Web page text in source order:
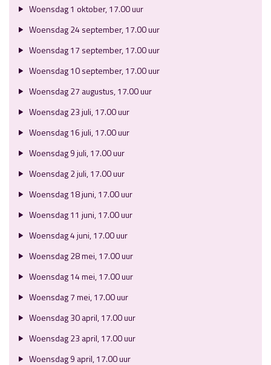
Woensdag 1 oktober, 17.00 uur
Woensdag 24 september, 17.00 uur
Woensdag 17 september, 17.00 uur
Woensdag 10 september, 17.00 uur
Woensdag 27 augustus, 17.00 uur
Woensdag 23 juli, 17.00 uur
Woensdag 16 juli, 17.00 uur
Woensdag 9 juli, 17.00 uur
Woensdag 2 juli, 17.00 uur
Woensdag 18 juni, 17.00 uur
Woensdag 11 juni, 17.00 uur
Woensdag 4 juni, 17.00 uur
Woensdag 28 mei, 17.00 uur
Woensdag 14 mei, 17.00 uur
Woensdag 7 mei, 17.00 uur
Woensdag 30 april, 17.00 uur
Woensdag 23 april, 17.00 uur
Woensdag 9 april, 17.00 uur